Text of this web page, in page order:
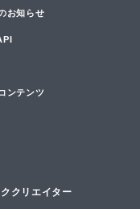
お知らせ
ンテンツ
クリエイター